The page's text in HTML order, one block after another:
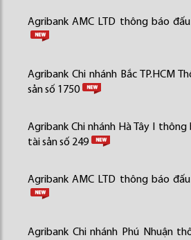
Agribank AMC LTD thông báo
Agribank Chi nhánh Bắc TP.HCM
sản số 1750
Agribank Chi nhánh Hà Tây I
tài sản số 249
Agribank AMC LTD thông báo
Agribank Chi nhánh Phú Nhuận